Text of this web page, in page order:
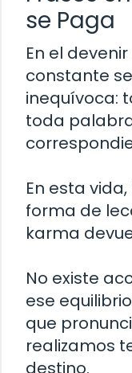
se Paga
En el
constante
inequívoca:
toda
En esta
forma de
karma
No existe
ese
que
realizamos
destino.